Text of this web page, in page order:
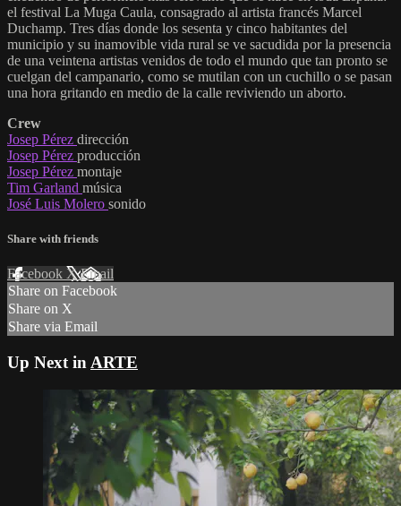
el festival La Muga Caula, consagrado al artista francés Marcel
Duchamp. Tres días donde los sesenta y cinco habitantes del
municipio y su inamovible vida rural se ve sacudida por la presencia
de una veintena artistas venidos de todo el mundo que tan pronto se
cuelgan del campanario, como se mutilan con un cuchillo o se pasan
una hora gritando en medio de la calle reviviendo un aborto.
Crew
Josep Pérez dirección
Josep Pérez producción
Josep Pérez montaje
Tim Garland música
José Luis Molero sonido
Share with friends
Facebook XEmail
Share on Facebook
Share on X
Share via Email
Up Next in ARTE